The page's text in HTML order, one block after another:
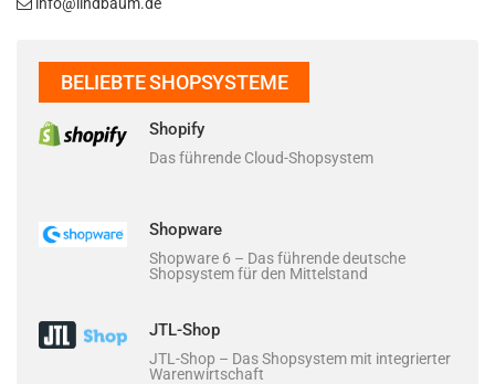
BELIEBTE SHOPSYSTEME
Shopify
Das führende Cloud-Shopsystem
Shopware
Shopware 6 – Das führende deutsche
Shopsystem für den Mittelstand
JTL-Shop
JTL-Shop – Das Shopsystem mit integrierter
Warenwirtschaft